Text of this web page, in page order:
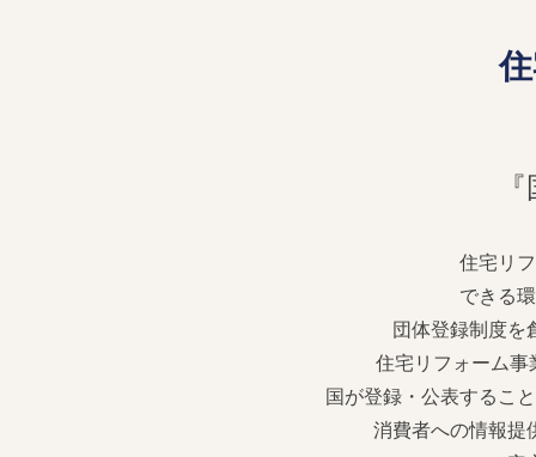
住宅リ
できる
団体登録制度を
住宅リフォーム事
国が登録・公表するこ
消費者への情報提